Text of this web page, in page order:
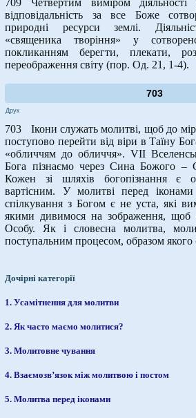
відповідальність за все Боже
природні ресурси землі.
«священика творіння» у
покликанням берегти, плекати,
переображення світу (пор. Од. 21, 1-4).
703
Друк
703 Ікони служать молитві, щоб до
поступово перейти від віри в Таїну
«обличчям до обличчя». VII
Бога пізнаємо через Сина Божого –
Кожен зі шляхів богопізнання є
вартісним. У молитві перед
спілкування з Богом є не уста, які
якими дивимося на зображення, щоб
Особу. Як і словесна молитва,
поступальним процесом, образом якого
Дочірні категорії
1. Усамітнення для молитви
2. Як часто маємо молитися?
3. Молитовне чування
4. Взаємозв’язок між молитвою і постом
5. Молитва перед іконами